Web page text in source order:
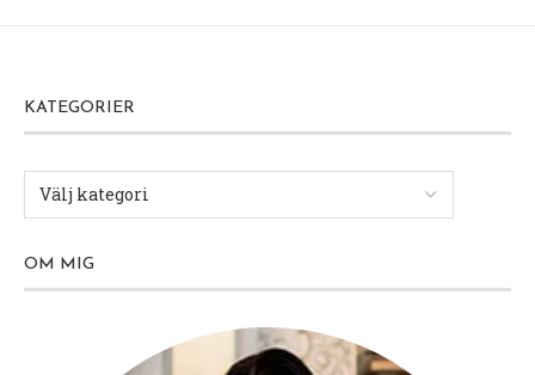
KATEGORIER
OM MIG